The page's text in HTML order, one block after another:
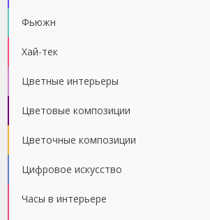
Фьюжн
Хай-тек
Цветные интерьеры
Цветовые композиции
Цветочные композиции
Цифровое искусство
Часы в интерьере